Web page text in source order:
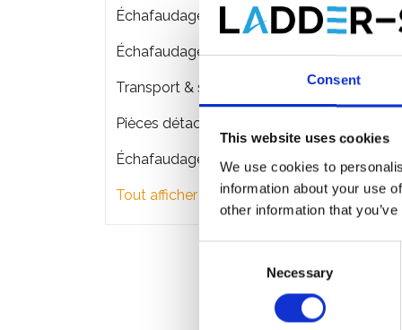
Consent
This website uses cookies
We use cookies to
information about your use
other information that
Necessary
Échafaudages roulants
Échafaudages pliant
Transport & stockage d'échafaudage
Pièces détachées
Échafaudages de façade
Tout afficher